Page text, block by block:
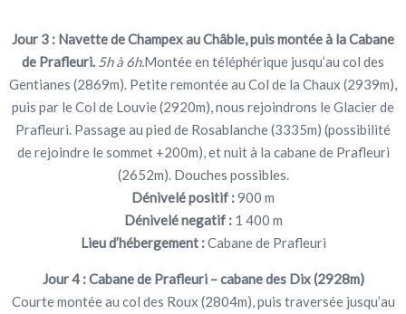
Jour 3 : Navette de Champex au Châble, puis montée à la Cabane
de Prafleuri. 5h à 6h.Montée en téléphérique jusqu’au col des
Gentianes (2869m). Petite remontée au Col de la Chaux (2939m),
puis par le Col de Louvie (2920m), nous rejoindrons le Glacier de
Prafleuri. Passage au pied de Rosablanche (3335m) (possibilité
de rejoindre le sommet +200m), et nuit à la cabane de Prafleuri
(2652m). Douches possibles.
Dénivelé positif :900 m
Dénivelé negatif : 1 400 m
Lieu d’hébergement :Cabane de Prafleuri
Jour 4 :Cabane de Prafleuri – cabane des Dix (2928m)
Courte montée au col des Roux (2804m), puis traversée jusqu’au